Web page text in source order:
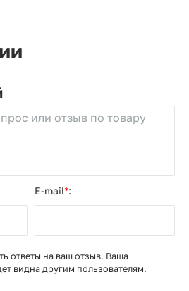
E-mail*:
ответы на ваш отзыв. Ваша
видна другим пользователям.